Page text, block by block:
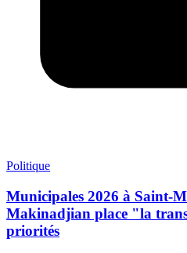
Politique
Municipales 2026 à Saint-
Makinadjian place "la
priorités